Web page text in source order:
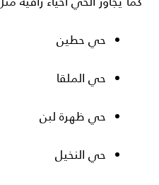
حي حطين
حي الملقا
حي ظهرة لبن
حي النخيل